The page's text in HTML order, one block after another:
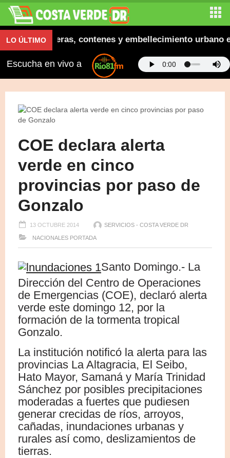
LO ÚLTIMOaceras, contenes y embellecimiento urbano en
Escucha en vivo a
COE declara alerta
verde en cinco
provincias por paso de
Gonzalo
13 OCTUBRE 2014 SERVICIOS - COSTA VERDE DR
NACIONALES PORTADA
Santo Domingo.- La
Dirección del Centro de Operaciones
de Emergencias (COE), declaró alerta
verde este domingo 12, por la
formación de la tormenta tropical
Gonzalo.
La institución notificó la alerta para las
provincias La Altagracia, El Seibo,
Hato Mayor, Samaná y María Trinidad
Sánchez por posibles precipitaciones
moderadas a fuertes que pudiesen
generar crecidas de ríos, arroyos,
cañadas, inundaciones urbanas y
rurales así como, deslizamientos de
tierras.